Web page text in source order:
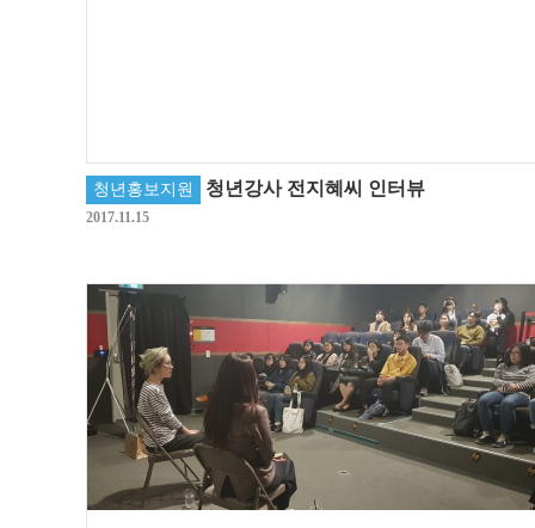
청년홍보지원 청년강사 전지혜씨 인터뷰
2017.11.15